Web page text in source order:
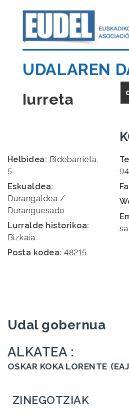
UDALAREN
Iurreta
Helbidea: Bidebarrieta,
5
Eskualdea:
Durangaldea /
Duranguesado
Lurralde historikoa:
Bizkaia
Posta kodea: 48215
Udal gobernua
ALKATEA :
OSKAR KOKA LORENTE
ZINEGOTZIAK